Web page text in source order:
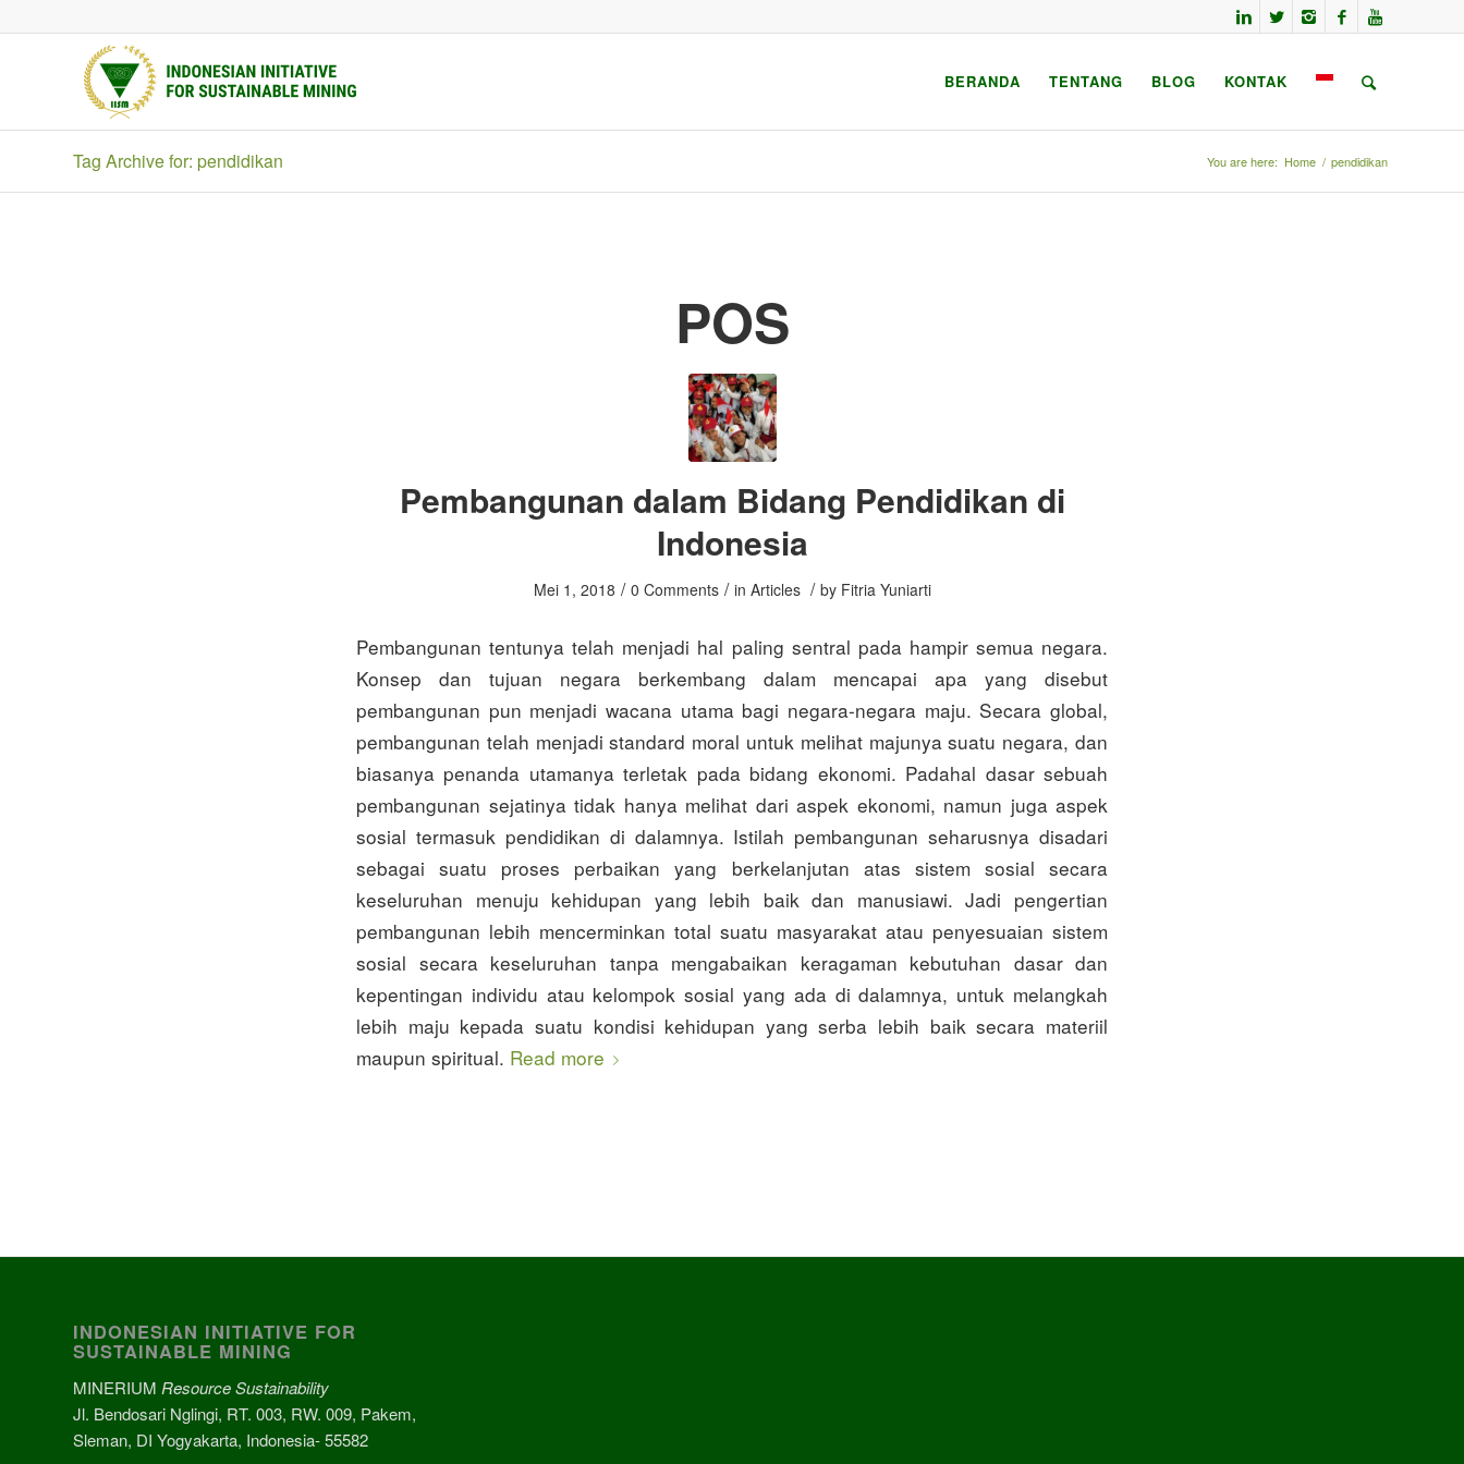
BERANDA TENTANG BLOG KONTAK
Tag Archive for: pendidikan You are here: Home / pendidikan
POS
Pembangunan dalam Bidang Pendidikan di
Indonesia
Mei 1, 2018 / 0 Comments / in Articles / by Fitria Yuniarti
Pembangunan tentunya telah menjadi hal paling sentral pada hampir semua negara.
Konsep dan tujuan negara berkembang dalam mencapai apa yang disebut
pembangunan pun menjadi wacana utama bagi negara-negara maju. Secara global,
pembangunan telah menjadi standard moral untuk melihat majunya suatu negara, dan
biasanya penanda utamanya terletak pada bidang ekonomi. Padahal dasar sebuah
pembangunan sejatinya tidak hanya melihat dari aspek ekonomi, namun juga aspek
sosial termasuk pendidikan di dalamnya. Istilah pembangunan seharusnya disadari
sebagai suatu proses perbaikan yang berkelanjutan atas sistem sosial secara
keseluruhan menuju kehidupan yang lebih baik dan manusiawi. Jadi pengertian
pembangunan lebih mencerminkan total suatu masyarakat atau penyesuaian sistem
sosial secara keseluruhan tanpa mengabaikan keragaman kebutuhan dasar dan
kepentingan individu atau kelompok sosial yang ada di dalamnya, untuk melangkah
lebih maju kepada suatu kondisi kehidupan yang serba lebih baik secara materiil
maupun spiritual. Read more
INDONESIAN INITIATIVE FOR
SUSTAINABLE MINING
MINERIUM Resource Sustainability
Jl. Bendosari Nglingi, RT. 003, RW. 009, Pakem,
Sleman, DI Yogyakarta, Indonesia- 55582